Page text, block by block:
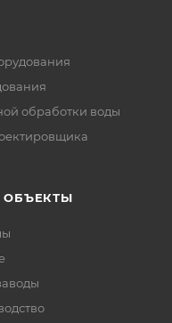
обработки воды
ОБЪЕКТЫ